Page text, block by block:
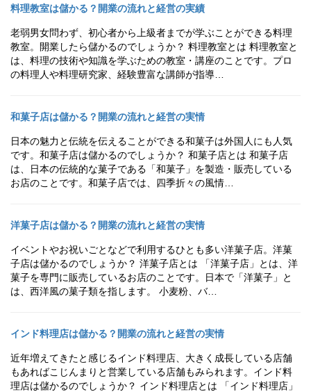
料理教室は儲かる？開業の流れと経営の実績
老弱男女問わず、初心者から上級者までが学ぶことができる料理
教室。開業したら儲かるのでしょうか？ 料理教室とは 料理教室と
は、料理の技術や知識を学ぶための教室・講座のことです。プロ
の料理人や料理研究家、経験豊富な講師が指導…
和菓子店は儲かる？開業の流れと経営の実情
日本の魅力と伝統を伝えることができる和菓子は外国人にも人気
です。和菓子店は儲かるのでしょうか？ 和菓子店とは 和菓子店
は、日本の伝統的な菓子である「和菓子」を製造・販売している
お店のことです。和菓子店では、四季折々の風情…
洋菓子店は儲かる？開業の流れと経営の実情
イベントやお祝いごとなどで利用するひとも多い洋菓子店。洋菓
子店は儲かるのでしょうか？ 洋菓子店とは 「洋菓子店」とは、洋
菓子を専門に販売しているお店のことです。日本で「洋菓子」と
は、西洋風の菓子類を指します。 小麦粉、バ…
インド料理店は儲かる？開業の流れと経営の実情
近年増えてきたと感じるインド料理店、大きく成長している店舗
もあればこじんまりと営業している店舗もみられます。インド料
理店は儲かるのでしょうか？ インド料理店とは 「インド料理店」